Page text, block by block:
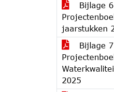
Bijlage
jaarstukken
Bijlage
2025